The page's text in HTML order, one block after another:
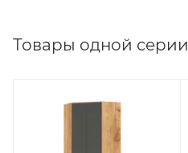
Товары одной серии